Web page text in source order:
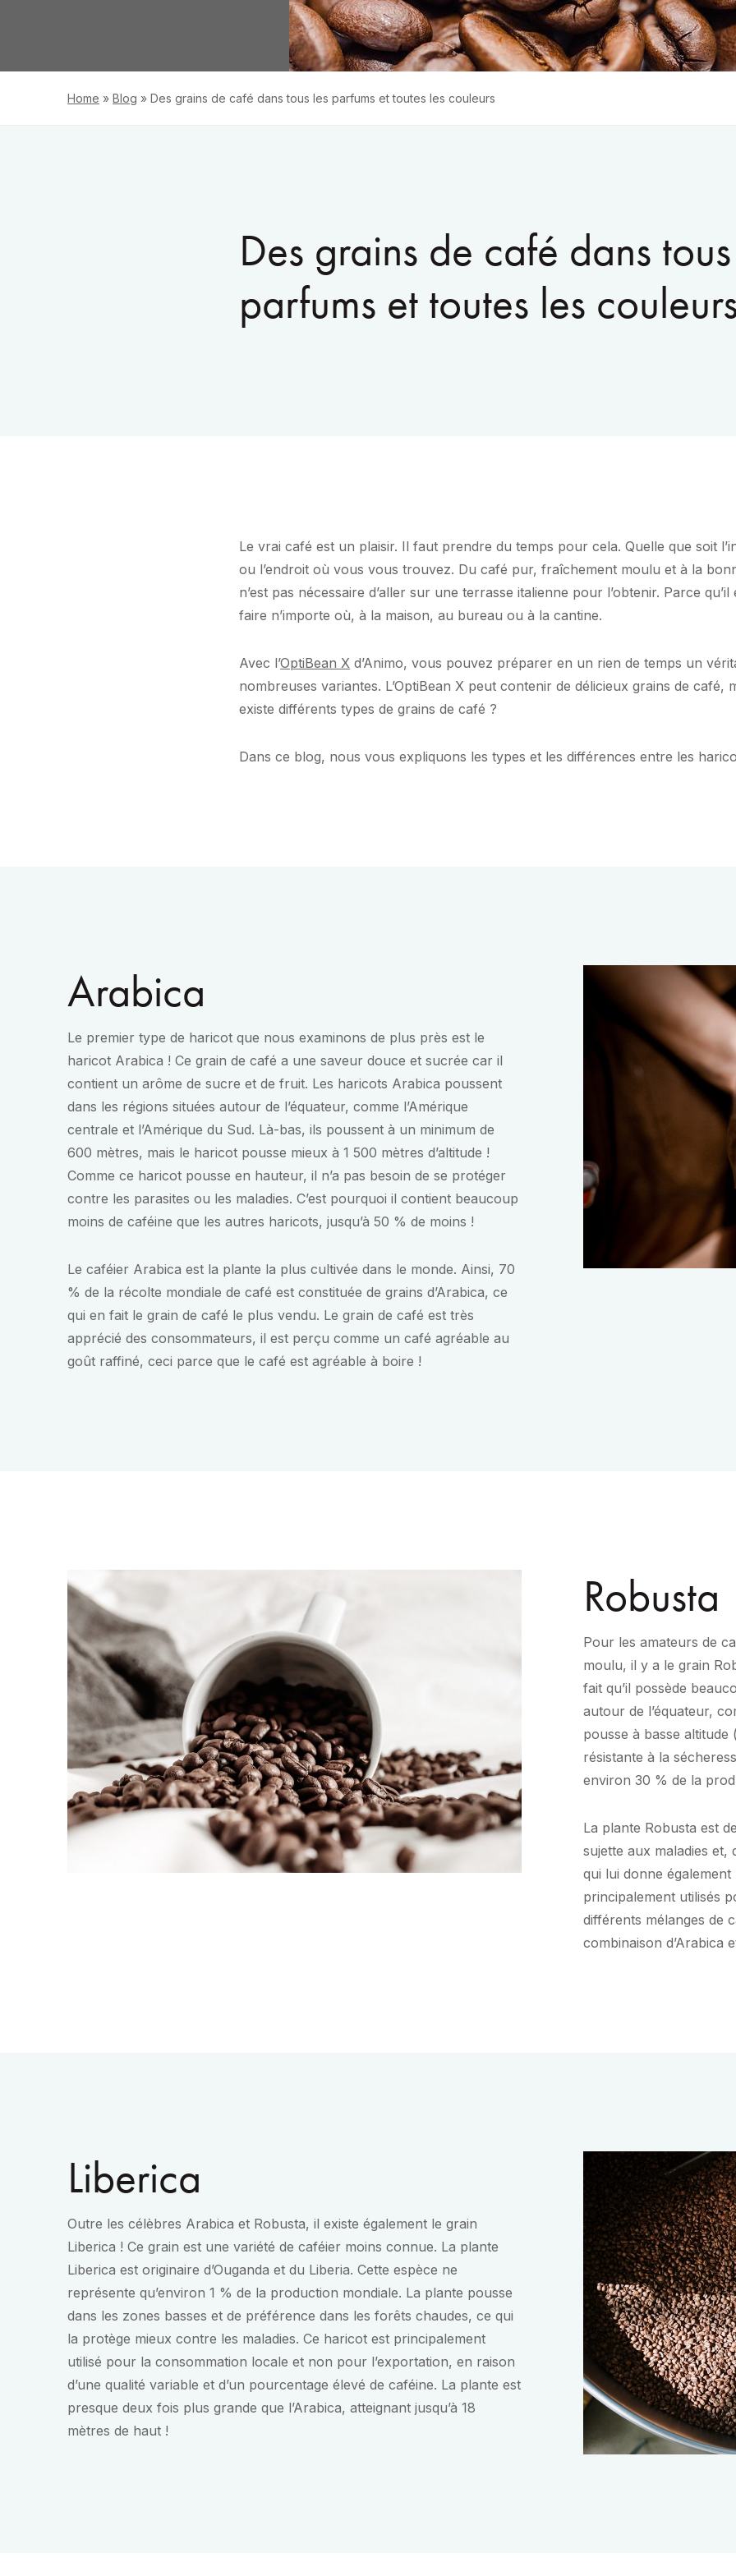
Home » Blog » Des grains de café dans tous les parfums et toutes les couleurs
Des grains de café dans
parfums et toutes les
Le vrai café est un plaisir. Il faut prendre du temps pour cela. Quelle que soit
ou l’endroit où vous vous trouvez. Du café pur, fraîchement moulu et à la
n’est pas nécessaire d’aller sur une terrasse italienne pour l’obtenir. Parce
faire n’importe où, à la maison, au bureau ou à la cantine.
Avec l’OptiBean X d’Animo, vous pouvez préparer en un rien de temps un
nombreuses variantes. L’OptiBean X peut contenir de délicieux grains de café,
existe différents types de grains de café ?
Dans ce blog, nous vous expliquons les types et les différences entre les
Arabica
Le premier type de haricot que nous examinons de plus près est le
haricot Arabica ! Ce grain de café a une saveur douce et sucrée car il
contient un arôme de sucre et de fruit. Les haricots Arabica poussent
dans les régions situées autour de l’équateur, comme l’Amérique
centrale et l’Amérique du Sud. Là-bas, ils poussent à un minimum de
600 mètres, mais le haricot pousse mieux à 1 500 mètres d’altitude !
Comme ce haricot pousse en hauteur, il n’a pas besoin de se protéger
contre les parasites ou les maladies. C’est pourquoi il contient beaucoup
moins de caféine que les autres haricots, jusqu’à 50 % de moins !
Le caféier Arabica est la plante la plus cultivée dans le monde. Ainsi, 70
% de la récolte mondiale de café est constituée de grains d’Arabica, ce
qui en fait le grain de café le plus vendu. Le grain de café est très
apprécié des consommateurs, il est perçu comme un café agréable au
goût raffiné, ceci parce que le café est agréable à boire !
Robusta
Pour les amateurs de
moulu, il y a le grain
fait qu’il possède
autour de l’équateur,
pousse à basse altitude
résistante à la
environ 30 % de la
La plante Robusta est
sujette aux maladies
qui lui donne
principalement utilisés
différents mélanges de
combinaison d’Arabica
Liberica
Outre les célèbres Arabica et Robusta, il existe également le grain
Liberica ! Ce grain est une variété de caféier moins connue. La plante
Liberica est originaire d’Ouganda et du Liberia. Cette espèce ne
représente qu’environ 1 % de la production mondiale. La plante pousse
dans les zones basses et de préférence dans les forêts chaudes, ce qui
la protège mieux contre les maladies. Ce haricot est principalement
utilisé pour la consommation locale et non pour l’exportation, en raison
d’une qualité variable et d’un pourcentage élevé de caféine. La plante est
presque deux fois plus grande que l’Arabica, atteignant jusqu’à 18
mètres de haut !